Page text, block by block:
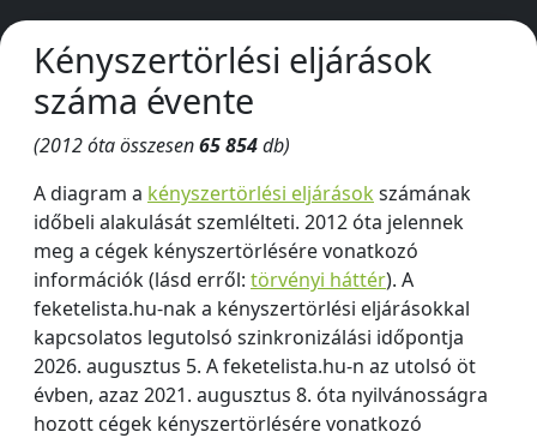
Kényszertörlési eljárások
száma évente
(2012 óta összesen65 854db)
A diagram a kényszertörlési eljárások számának
időbeli alakulását szemlélteti. 2012 óta jelennek
meg a cégek kényszertörlésére vonatkozó
információk (lásd erről: törvényi háttér). A
feketelista.hu-nak a kényszertörlési eljárásokkal
kapcsolatos legutolsó szinkronizálási időpontja
2026. augusztus 5. A feketelista.hu-n az utolsó öt
évben, azaz 2021. augusztus 8. óta nyilvánosságra
hozott cégek kényszertörlésére vonatkozó